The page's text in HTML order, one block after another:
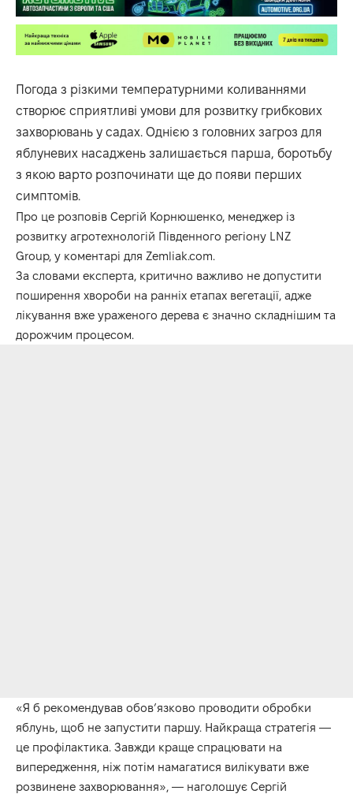
Погода з різкими температурними коливаннями
створює сприятливі умови для розвитку грибкових
захворювань у садах. Однією з головних загроз для
яблуневих насаджень залишається парша, боротьбу
з якою варто розпочинати ще до появи перших
симптомів.
Про це розповів Сергій Корнюшенко, менеджер із
розвитку агротехнологій Південного регіону LNZ
Group, у коментарі для Zemliak.com.
За словами експерта, критично важливо не допустити
поширення хвороби на ранніх етапах вегетації, адже
лікування вже ураженого дерева є значно складнішим та
дорожчим процесом.
«Я б рекомендував обов’язково проводити обробки
яблунь, щоб не запустити паршу. Найкраща стратегія —
це профілактика. Завжди краще спрацювати на
випередження, ніж потім намагатися вилікувати вже
розвинене захворювання», — наголошує Сергій